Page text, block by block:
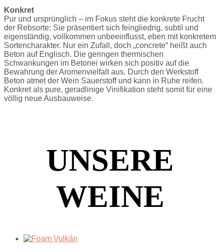
Konkret
Pur und ursprünglich – im Fokus steht die konkrete Frucht
der Rebsorte: Sie präsentiert sich feingliedrig, subtil und
eigenständig, vollkommen unbeeinflusst, eben mit konkretem
Sortencharakter. Nur ein Zufall, doch „concrete“ heißt auch
Beton auf Englisch. Die geringen thermischen
Schwankungen im Betonei wirken sich positiv auf die
Bewahrung der Aromenvielfalt aus. Durch den Werkstoff
Beton atmet der Wein Sauerstoff und kann in Ruhe reifen.
Konkret als pure, geradlinige Vinifikation steht somit für eine
völlig neue Ausbauweise.
UNSERE
WEINE